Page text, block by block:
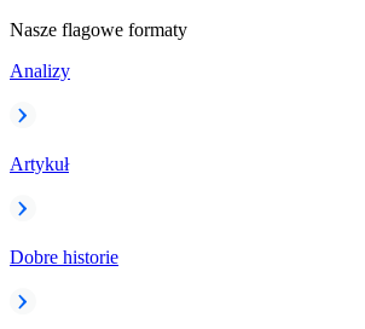
Nasze flagowe formaty
Analizy
Artykuł
Dobre historie